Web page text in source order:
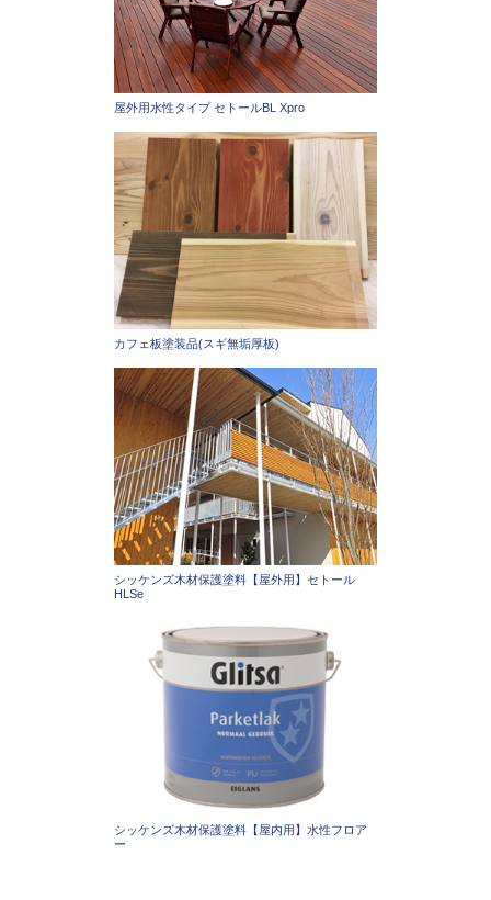
屋外用水性タイプ セトールBL Xpro
カフェ板塗装品(スギ無垢厚板)
シッケンズ木材保護塗料【屋外用】セトール
HLSe
シッケンズ木材保護塗料【屋内用】水性フロア
ー